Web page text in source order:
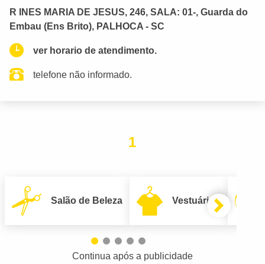
R INES MARIA DE JESUS, 246, SALA: 01-, Guarda do
Embau (Ens Brito), PALHOCA - SC
ver horario de atendimento.
telefone não informado.
1
Salão de Beleza Vestuário
Continua após a publicidade